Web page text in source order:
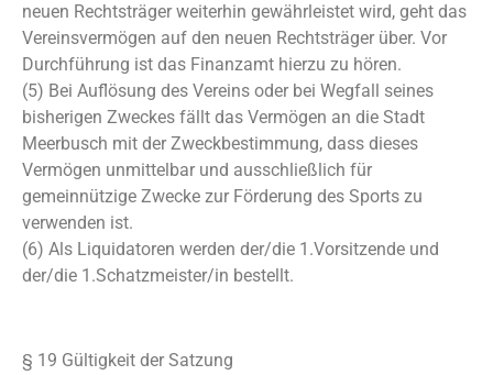
neuen Rechtsträger weiterhin gewährleistet wird, geht das
Vereinsvermögen auf den neuen Rechtsträger über. Vor
Durchführung ist das Finanzamt hierzu zu hören.
(5) Bei Auflösung des Vereins oder bei Wegfall seines
bisherigen Zweckes fällt das Vermögen an die Stadt
Meerbusch mit der Zweckbestimmung, dass dieses
Vermögen unmittelbar und ausschließlich für
gemeinnützige Zwecke zur Förderung des Sports zu
verwenden ist.
(6) Als Liquidatoren werden der/die 1.Vorsitzende und
der/die 1.Schatzmeister/in bestellt.
§ 19 Gültigkeit der Satzung